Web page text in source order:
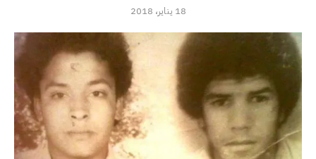
18 يناير، 2018